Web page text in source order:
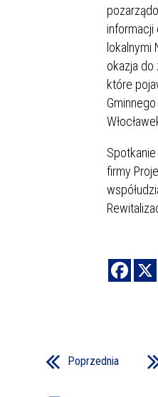
informacji
lokalnymi
okazja do
które
firmy
Poprzednia